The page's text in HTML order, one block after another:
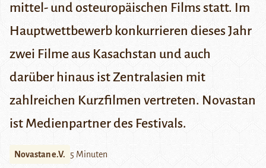
mittel- und osteuropäischen Films statt. Im
Hauptwettbewerb konkurrieren dieses Jahr
zwei Filme aus Kasachstan und auch
darüber hinaus ist Zentralasien mit
zahlreichen Kurzfilmen vertreten. Novastan
ist Medienpartner des Festivals.
Novastan e.V. 5 Minuten